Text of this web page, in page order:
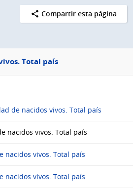
Compartir esta página
Total país
de nacidos vivos. Total país
nacidos vivos. Total país
nacidos vivos. Total país
nacidos vivos. Total país